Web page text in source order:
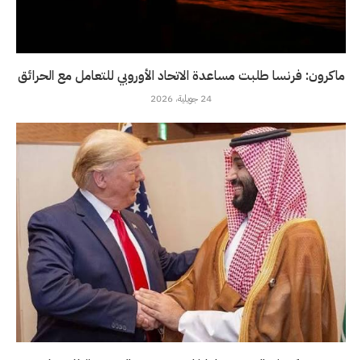
ماكرون: فرنسا طلبت مساعدة الاتحاد الأوروبي للتعامل مع الحرائق
24 جويلية، 2026